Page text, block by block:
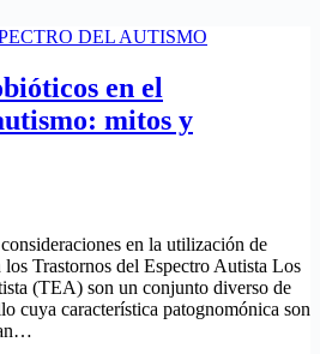
DEL AUTISMO
en el
mitos y
en la utilización de
Trastornos del Espectro Autista Los
(TEA) son un conjunto diverso de
cuya característica patognomónica son